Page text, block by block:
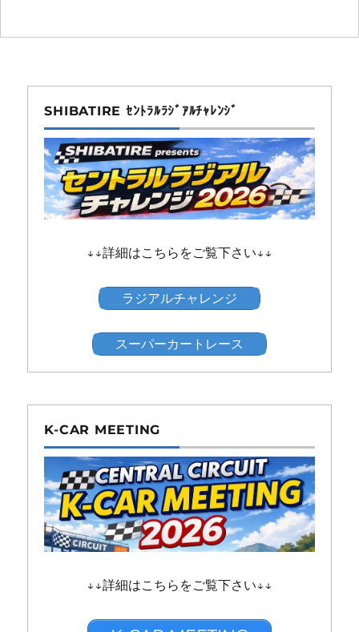
SHIBATIRE ｾﾝﾄﾗﾙﾗｼﾞｱﾙﾁｬﾚﾝｼﾞ
↓↓詳細はこちらをご覧下さい↓↓
ラジアルチャレンジ
スーパーカートレース
K-CAR MEETING
↓↓詳細はこちらをご覧下さい↓↓